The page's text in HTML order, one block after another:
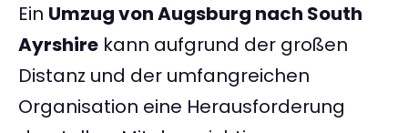
Ein Umzug von Augsburg nach South
Ayrshire kann aufgrund der großen
Distanz und der umfangreichen
Organisation eine Herausforderung